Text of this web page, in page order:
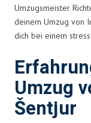
Umzugsmeister
deinem Umzug von
dich bei einem
Umzug
Šentjur